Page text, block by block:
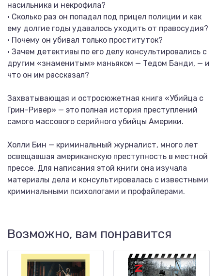
насильника и некрофила?
• Сколько раз он попадал под прицел полиции и как
ему долгие годы удавалось уходить от правосудия?
• Почему он убивал только проституток?
• Зачем детективы по его делу консультировались с
другим «знаменитым» маньяком — Тедом Банди, — и
что он им рассказал?
Захватывающая и остросюжетная книга «Убийца с
Грин-Ривер» — это полная история преступлений
самого массового серийного убийцы Америки.
Холли Бин — криминальный журналист, много лет
освещавшая американскую преступность в местной
прессе. Для написания этой книги она изучала
материалы дела и консультировалась с известными
криминальными психологами и профайлерами.
Возможно, вам понравится